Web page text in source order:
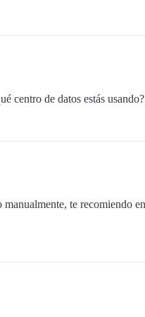
centro de datos estás usando?
te recomiendo